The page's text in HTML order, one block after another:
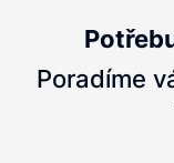
Poradíme